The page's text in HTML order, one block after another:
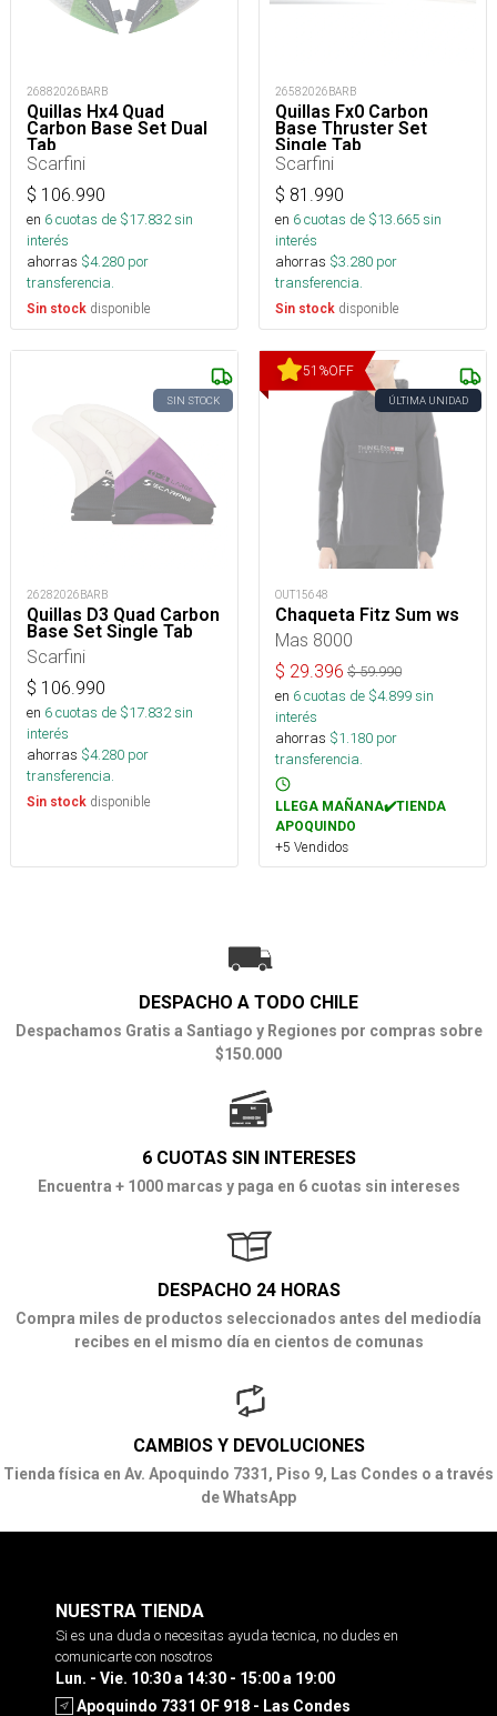
26882026BARB
Quillas Hx4 Quad
Carbon Base Set Dual
Tab
Scarfini
$ 106.990
en 6cuotas de $17.832sin
interés
ahorras $4.280 por
transferencia.
Sin stock disponible
26582026BARB
Quillas Fx0 Carbon
Base Thruster Set
Single Tab
Scarfini
$ 81.990
en 6cuotas de $13.665sin
interés
ahorras $3.280 por
transferencia.
Sin stock disponible
SIN STOCK
26282026BARB
Quillas D3 Quad Carbon
Base Set Single Tab
Scarfini
$ 106.990
en 6cuotas de $17.832sin
interés
ahorras $4.280 por
transferencia.
Sin stock disponible
51 %OFF
ÚLTIMA UNIDAD
OUT15648
Chaqueta Fitz Sum ws
Mas 8000
$ 29.396 $59.990
en 6cuotas de $4.899sin
interés
ahorras $1.180 por
transferencia.
LLEGA MAÑANA✔️TIENDA
APOQUINDO
+5 Vendidos
DESPACHO A TODO CHILE
Despachamos Gratis a Santiago y Regiones por compras sobre
$150.000
6 CUOTAS SIN INTERESES
Encuentra + 1000 marcas y paga en 6 cuotas sin intereses
DESPACHO 24 HORAS
Compra miles de productos seleccionados antes del mediodía
recibes en el mismo día en cientos de comunas
CAMBIOS Y DEVOLUCIONES
Tienda física en Av. Apoquindo 7331, Piso 9, Las Condes o a través
de WhatsApp
NUESTRA TIENDA
Si es una duda o necesitas ayuda tecnica, no dudes en
comunicarte con nosotros
Lun. - Vie. 10:30 a 14:30 - 15:00 a 19:00
Apoquindo 7331 OF 918 - Las Condes